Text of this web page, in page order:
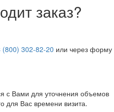
заказ?
(800) 302-82-20 или через форму
с Вами для уточнения объемов
для Вас времени визита.